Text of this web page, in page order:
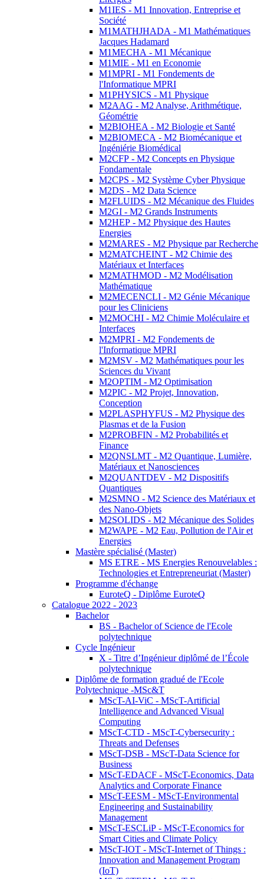
M1IES - M1 Innovation, Entreprise et
Société
M1MATHJHADA - M1 Mathématiques
Jacques Hadamard
M1MECHA - M1 Mécanique
M1MIE - M1 en Economie
M1MPRI - M1 Fondements de
l'Informatique MPRI
M1PHYSICS - M1 Physique
M2AAG - M2 Analyse, Arithmétique,
Géométrie
M2BIOHEA - M2 Biologie et Santé
M2BIOMECA - M2 Biomécanique et
Ingéniérie Biomédical
M2CFP - M2 Concepts en Physique
Fondamentale
M2CPS - M2 Système Cyber Physique
M2DS - M2 Data Science
M2FLUIDS - M2 Mécanique des Fluides
M2GI - M2 Grands Instruments
M2HEP - M2 Physique des Hautes
Energies
M2MARES - M2 Physique par Recherche
M2MATCHEINT - M2 Chimie des
Matériaux et Interfaces
M2MATHMOD - M2 Modélisation
Mathématique
M2MECENCLI - M2 Génie Mécanique
pour les Cliniciens
M2MOCHI - M2 Chimie Moléculaire et
Interfaces
M2MPRI - M2 Fondements de
l'Informatique MPRI
M2MSV - M2 Mathématiques pour les
Sciences du Vivant
M2OPTIM - M2 Optimisation
M2PIC - M2 Projet, Innovation,
Conception
M2PLASPHYFUS - M2 Physique des
Plasmas et de la Fusion
M2PROBFIN - M2 Probabilités et
Finance
M2QNSLMT - M2 Quantique, Lumière,
Matériaux et Nanosciences
M2QUANTDEV - M2 Dispositifs
Quantiques
M2SMNO - M2 Science des Matériaux et
des Nano-Objets
M2SOLIDS - M2 Mécanique des Solides
M2WAPE - M2 Eau, Pollution de l'Air et
Energies
Mastère spécialisé (Master)
MS ETRE - MS Energies Renouvelables :
Technologies et Entrepreneuriat (Master)
Programme d'échange
EuroteQ - Diplôme EuroteQ
Catalogue 2022 - 2023
Bachelor
BS - Bachelor of Science de l'Ecole
polytechnique
Cycle Ingénieur
X - Titre d’Ingénieur diplômé de l’École
polytechnique
Diplôme de formation gradué de l'Ecole
Polytechnique -MSc&T
MScT-AI-ViC - MScT-Artificial
Intelligence and Advanced Visual
Computing
MScT-CTD - MScT-Cybersecurity :
Threats and Defenses
MScT-DSB - MScT-Data Science for
Business
MScT-EDACF - MScT-Economics, Data
Analytics and Corporate Finance
MScT-EESM - MScT-Environmental
Engineering and Sustainability
Management
MScT-ESCLiP - MScT-Economics for
Smart Cities and Climate Policy
MScT-IOT - MScT-Internet of Things :
Innovation and Management Program
(IoT)